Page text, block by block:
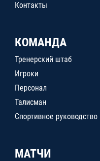
Контакты
КОМАНДА
Тренерский штаб
Игроки
Персонал
Талисман
Спортивное руководство
МАТЧИ